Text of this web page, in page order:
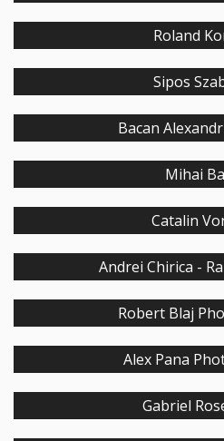
Roland
Sipos
Bacan
Mihai
Catalin
Andrei Chirica -
Robert Blaj
Alex Pana
Gabriel